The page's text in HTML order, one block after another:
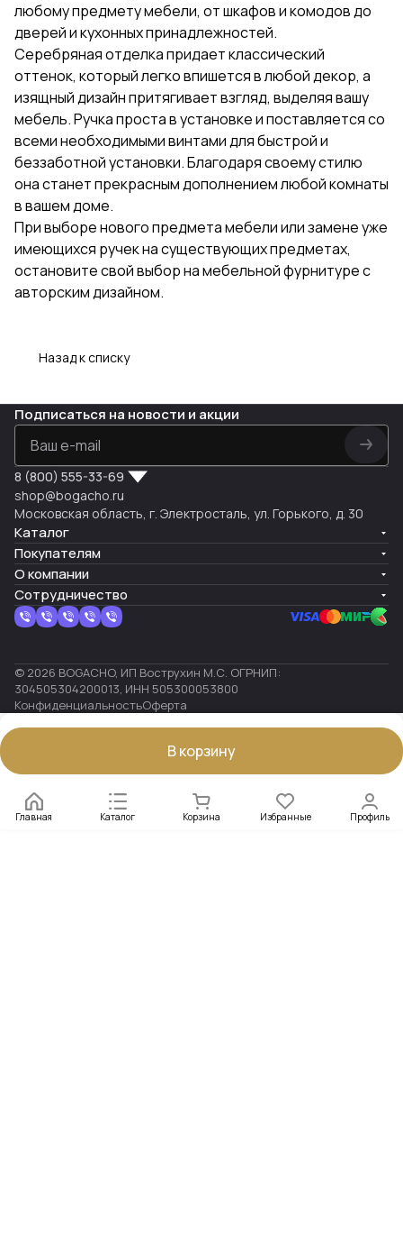
любому предмету мебели, от шкафов и комодов до
дверей и кухонных принадлежностей.
Серебряная отделка придает классический
оттенок, который легко впишется в любой декор, а
изящный дизайн притягивает взгляд, выделяя вашу
мебель. Ручка проста в установке и поставляется со
всеми необходимыми винтами для быстрой и
беззаботной установки. Благодаря своему стилю
она станет прекрасным дополнением любой комнаты
в вашем доме.
При выборе нового предмета мебели или замене уже
имеющихся ручек на существующих предметах,
остановите свой выбор на мебельной фурнитуре с
авторским дизайном.
Назад к списку
В корзину
Главная Каталог Корзина Избранные Профиль
Подписаться на новости и акции
8 (800) 555-33-69
shop@bogacho.ru
Московская область, г. Электросталь, ул. Горького, д. 30
Каталог
Покупателям
О компании
Сотрудничество
© 2026 BOGACHO, ИП Вострухин М.С. ОГРНИП:
304505304200013, ИНН 505300053800
КонфиденциальностьОферта